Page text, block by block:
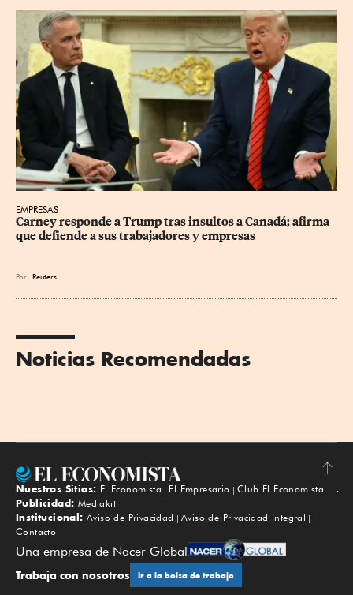
EMPRESAS
Carney responde a Trump tras insultos a Canadá; afirma
que defiende a sus trabajadores y empresas
Por Reuters
Noticias Recomendadas
Subir
Nuestros Sitios: El Economista El Empresario
Club El Economista
Publicidad: Mediakit
Institucional: Aviso de Privacidad
Aviso de Privacidad Integral
Contacto
Una empresa de Nacer Global
Trabaja con nosotros Ir a la bolsa de trabajo